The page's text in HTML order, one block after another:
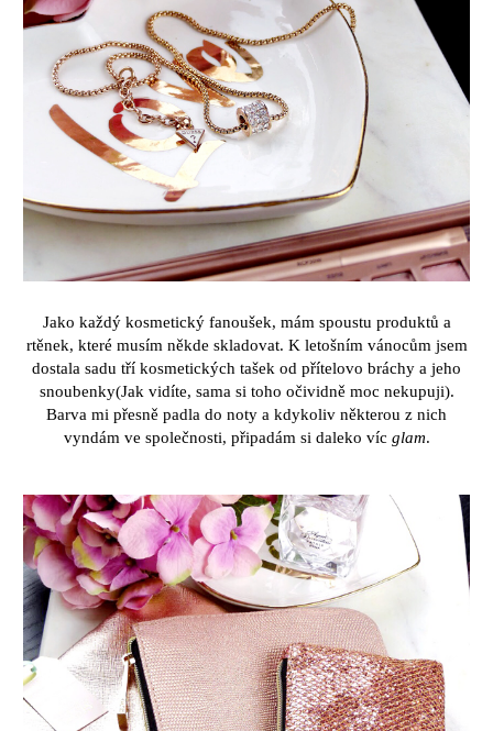
Jako každýkosmetickýfanoušek, mám spoustu produktů a
rtěnek, které musím někde skladovat. K letošním vánocům jsem
dostala sadu tří kosmetických tašek od přítelovo bráchy a jeho
snoubenky(Jak vidíte, sama si toho očividně moc nekupuji).
Barva mi přesně padla do noty a kdykoliv některou z nich
vyndám ve společnosti, připadám si daleko víc glam.